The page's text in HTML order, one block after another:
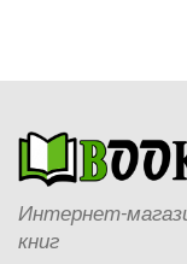
Интернет-
книг